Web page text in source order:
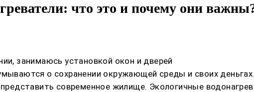
что это и почему они
занимаюсь установкой окон и дверей
о сохранении окружающей среды и своих
современное жилище. Экологичные